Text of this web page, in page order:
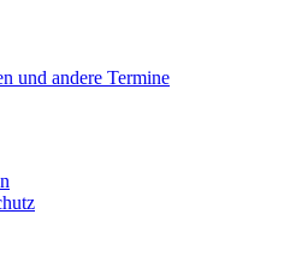
und andere Termine